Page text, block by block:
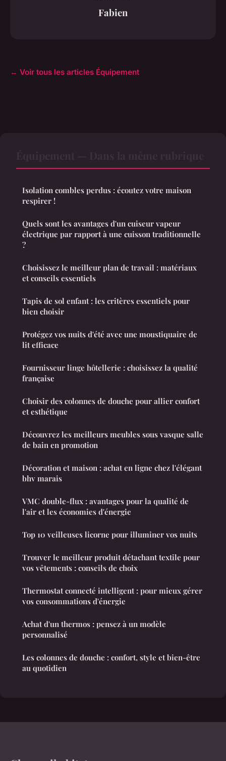
Fabien
← Voir tous les articles Équipement
Isolation combles perdus : écoutez votre maison
respirer !
Quels sont les avantages d'un cuiseur vapeur
électrique par rapport à une cuisson traditionnelle
?
Choisissez le meilleur plan de travail : matériaux
et conseils essentiels
Tapis de sol enfant : les critères essentiels pour
bien choisir
Protégez vos nuits d'été avec une moustiquaire de
lit efficace
Fournisseur linge hôtellerie : choisissez la qualité
française
Choisir des colonnes de douche pour allier confort
et esthétique
Découvrez les meilleurs meubles sous vasque salle
de bain en promotion
Décoration et maison : achat en ligne chez l'élégant
bhv marais
VMC double-flux : avantages pour la qualité de
l'air et les économies d'énergie
Top 10 veilleuses licorne pour illuminer vos nuits
Trouver le meilleur produit détachant textile pour
vos vêtements : conseils de choix
Thermostat connecté intelligent : pour mieux gérer
vos consommations d'énergie
Achat d'un thermos : pensez à un modèle
personnalisé
Les colonnes de douche : confort, style et bien-être
au quotidien